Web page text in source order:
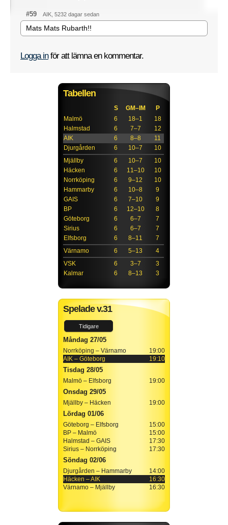
#59 AIK, 5232 dagar sedan
Mats Mats Rubarth!!
Logga inför att lämna en kommentar.
Tabellen
S GM–IM
P
Malmö
6 18–1
18
Halmstad
6 7–7
12
AIK
6 8–8
11
Djurgården
6 10–7
10
Mjällby
6 10–7
10
Häcken
6 11–10
10
Norrköping
6 9–12
10
Hammarby
6 10–8
9
GAIS
6 7–10
9
BP
6 12–10
8
Göteborg
6 6–7
7
Sirius
6 6–7
7
Elfsborg
6 8–11
7
Värnamo
6 5–13
4
VSK
6 3–7
3
Kalmar
6 8–13 3
Spelade v.31
Tidigare
Måndag 27/05
19:00
Norrköping – Värnamo
19:10
AIK – Göteborg
Tisdag 28/05
19:00
Malmö – Elfsborg
Onsdag 29/05
19:00
Mjällby – Häcken
Lördag 01/06
15:00
Göteborg – Elfsborg
15:00
BP – Malmö
17:30
Halmstad – GAIS
17:30
Sirius – Norrköping
Söndag 02/06
14:00
Djurgården – Hammarby
16:30
Häcken – AIK
16:30
Värnamo – Mjällby